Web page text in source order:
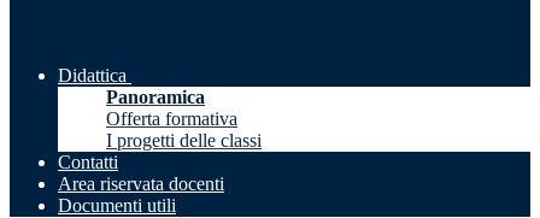
Didattica
Panoramica
Offerta formativa
I progetti delle classi
Contatti
Area riservata docenti
Documenti utili